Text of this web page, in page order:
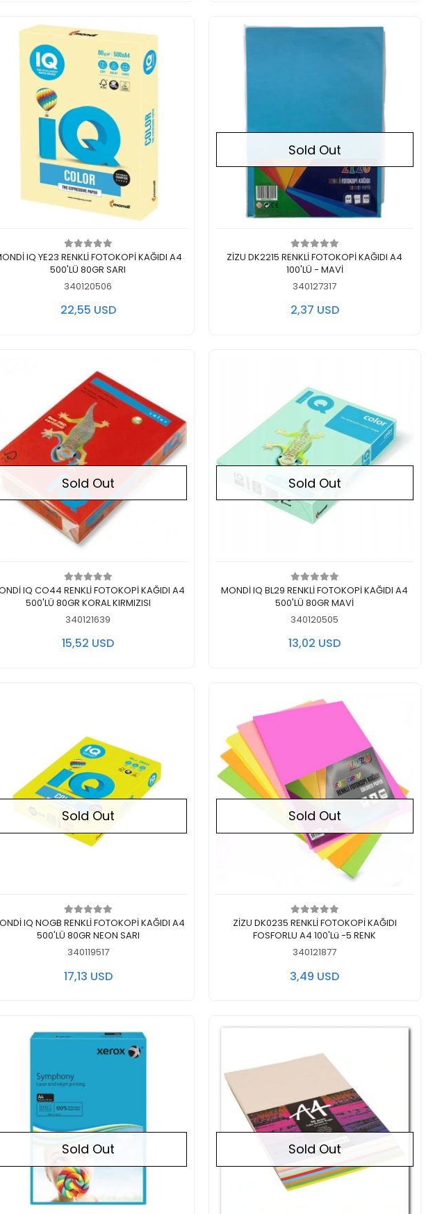
Add to cart
IQ YE23 RENKLİ FOTOKOPİ KAĞIDI A4
500'LÜ 80GR SARI
340120506
22,55 USD
Out of stock
Sold Out
ZİZU DK2215 RENKLİ FOTOKOPİ KAĞIDI A4
100'LÜ - MAVİ
340127317
2,37 USD
Out of stock
Sold Out
IQ CO44 RENKLİ FOTOKOPİ KAĞIDI A4
500'LÜ 80GR KORAL KIRMIZISI
340121639
15,52 USD
Out of stock
Sold Out
MONDİ IQ BL29 RENKLİ FOTOKOPİ KAĞIDI A4
500'LÜ 80GR MAVİ
340120505
13,02 USD
Out of stock
Sold Out
IQ NOGB RENKLİ FOTOKOPİ KAĞIDI A4
500'LÜ 80GR NEON SARI
340119517
17,13 USD
Out of stock
Sold Out
ZİZU DK0235 RENKLİ FOTOKOPİ KAĞIDI
FOSFORLU A4 100'Lü -5 RENK
340121877
3,49 USD
Sold Out Sold Out